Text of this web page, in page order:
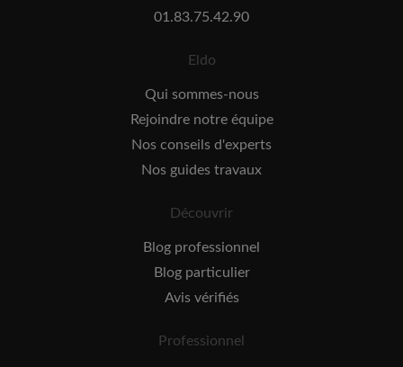
01.83.75.42.90
Eldo
Qui sommes-nous
Rejoindre notre équipe
Nos conseils d'experts
Nos guides travaux
Découvrir
Blog professionnel
Blog particulier
Avis vérifiés
Professionnel